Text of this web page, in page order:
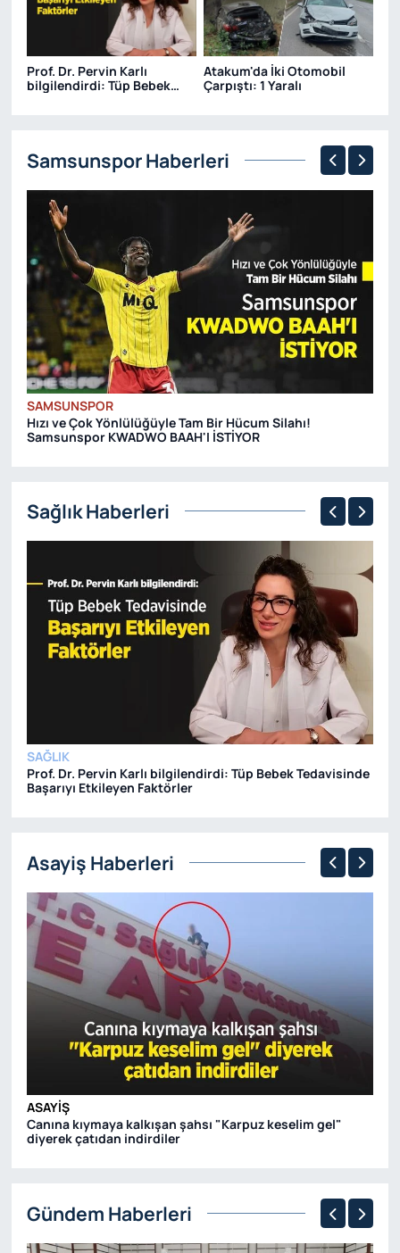
Prof. Dr. Pervin Karlı
bilgilendirdi: Tüp Bebek
Atakum'da İki Otomobil
Çarpıştı: 1 Yaralı
Samsunspor Haberleri
SAMSUNSPOR
Hızı ve Çok Yönlülüğüyle Tam Bir Hücum Silahı!
Samsunspor KWADWO BAAH'I İSTİYOR
Sağlık Haberleri
SAĞLIK
Prof. Dr. Pervin Karlı bilgilendirdi: Tüp Bebek Tedavisinde
Başarıyı Etkileyen Faktörler
Asayiş Haberleri
ASAYIŞ
Canına kıymaya kalkışan şahsı "Karpuz keselim gel"
diyerek çatıdan indirdiler
Gündem Haberleri